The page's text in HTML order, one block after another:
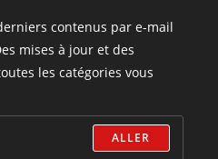
contenus par e-mail
mises à jour et des
les catégories vous
ALLER